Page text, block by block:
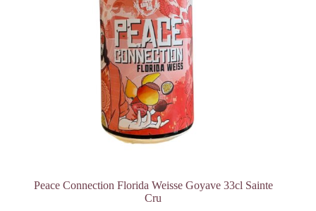
Peace Connection Florida Weisse Goyave 33cl Sainte
Cru